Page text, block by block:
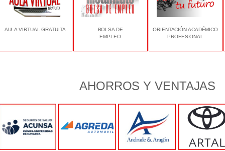
AULA VIRTUAL GRATUITA
BOLSA DE
EMPLEO
ORIENTACIÓN ACADÉMICO
PROFESIONAL
AHORROS Y VENTAJAS